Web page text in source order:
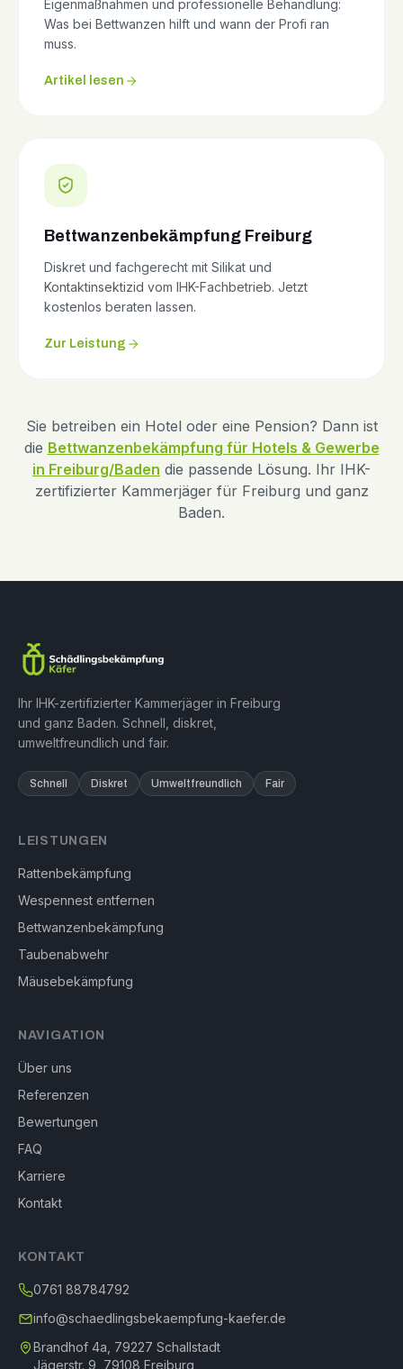
Eigenmaßnahmen und professionelle Behandlung:
Was bei Bettwanzen hilft und wann der Profi ran
muss.
Artikel lesen
Bettwanzenbekämpfung Freiburg
Diskret und fachgerecht mit Silikat und
Kontaktinsektizid vom IHK-Fachbetrieb. Jetzt
kostenlos beraten lassen.
Zur Leistung
Sie betreiben ein Hotel oder eine Pension? Dann ist
die Bettwanzenbekämpfung für Hotels & Gewerbe
in Freiburg/Baden die passende Lösung. Ihr IHK-
zertifizierter Kammerjäger für Freiburg und ganz
Baden.
Ihr IHK-zertifizierter Kammerjäger in Freiburg
und ganz Baden. Schnell, diskret,
umweltfreundlich und fair.
Schnell Diskret Umweltfreundlich Fair
LEISTUNGEN
Rattenbekämpfung
Wespennest entfernen
Bettwanzenbekämpfung
Taubenabwehr
Mäusebekämpfung
NAVIGATION
Über uns
Referenzen
Bewertungen
FAQ
Karriere
Kontakt
KONTAKT
0761 88784792
info@schaedlingsbekaempfung-kaefer.de
Brandhof 4a, 79227 Schallstadt
Jägerstr. 9, 79108 Freiburg